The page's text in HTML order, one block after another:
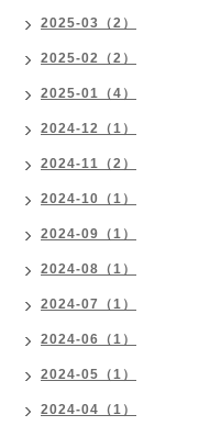
2025-03（2）
2025-02（2）
2025-01（4）
2024-12（1）
2024-11（2）
2024-10（1）
2024-09（1）
2024-08（1）
2024-07（1）
2024-06（1）
2024-05（1）
2024-04（1）